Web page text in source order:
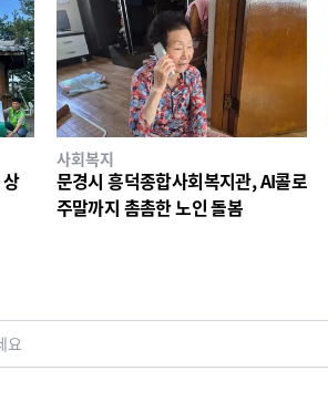
사회복지
문경시 흥덕종합사회복지관, AI콜로
주말까지 촘촘한 노인 돌봄
요